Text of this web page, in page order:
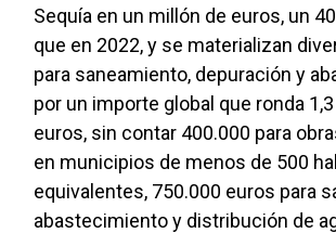
Sequía en un millón de euros, un
que en 2022, y se materializan
para saneamiento, depuración y
por un importe global que ronda
euros, sin contar 400.000 para
en municipios de menos de 500
equivalentes, 750.000 euros para
abastecimiento y distribución de